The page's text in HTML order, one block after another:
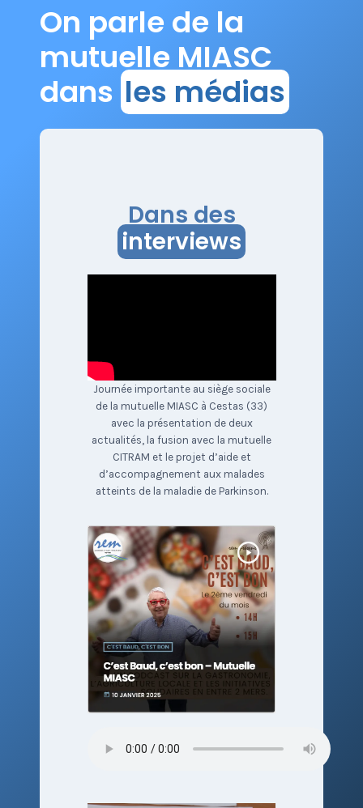
On parle de la
mutuelle MIASC
dans les médias
Dans des
interviews
Journée importante au siège sociale
de la mutuelle MIASC à Cestas (33)
avec la présentation de deux
actualités, la fusion avec la mutuelle
CITRAM et le projet d’aide et
d’accompagnement aux malades
atteints de la maladie de Parkinson.